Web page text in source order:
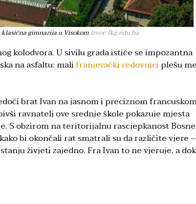
gimnazija u VisokomIzvor: fkg.edu.ba
kolodvora. U sivilu grada ističe se impozantna
na asfaltu: malifranjevački redovniciplešu
brat Ivan na jasnom i preciznom
ravnatelj ove srednje škole pokazuje mjesta
S obzirom na teritorijalnu rascjepkanost
bi okončali rat smatrali su da različite vjere –
živjeti zajedno. Fra Ivan to ne vjeruje, a